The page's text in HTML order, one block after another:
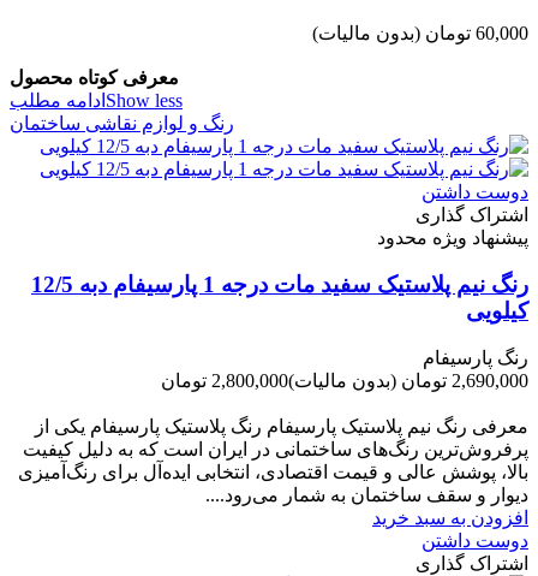
60,000 تومان (بدون مالیات)
معرفی کوتاه محصول
ادامه مطلب Show less
رنگ و لوازم نقاشی ساختمان
دوست داشتن
اشتراک گذاری
پیشنهاد ویژه محدود
رنگ نیم پلاستیک سفید مات درجه 1 پارسیفام دبه 12/5
کیلویی
رنگ پارسیفام
2,690,000 تومان
(بدون مالیات)2,800,000 تومان
معرفی رنگ نیم پلاستیک پارسیفام رنگ پلاستیک پارسیفام یکی از
پرفروش‌ترین رنگ‌های ساختمانی در ایران است که به دلیل کیفیت
بالا، پوشش عالی و قیمت اقتصادی، انتخابی ایده‌آل برای رنگ‌آمیزی
دیوار و سقف ساختمان به شمار می‌رود....
افزودن به سبد خرید
دوست داشتن
اشتراک گذاری